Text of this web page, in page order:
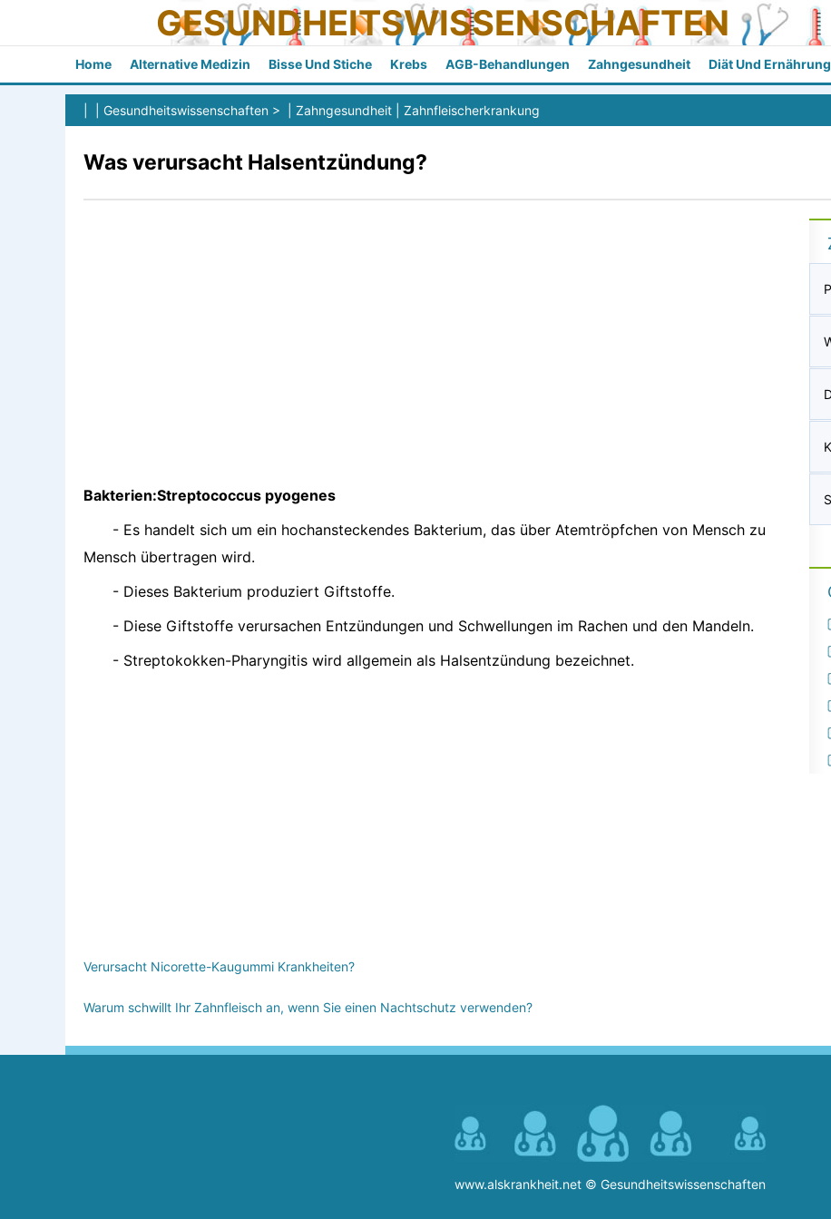
GESUNDHEITSWISSENSCHAFTEN
Home Alternative Medizin Bisse Und Stiche Krebs AGB-Behandlungen Zahngesundheit Diät Und Ernährung
Gesundheitswissenschaften > | Zahngesundheit Zahnfleischerkrankung
Was verursacht Halsentzündung?
Bakterien:Streptococcus pyogenes
- Es handelt sich um ein hochansteckendes Bakterium, das über Atemtröpfchen von Mensch zu
Mensch übertragen wird.
- Dieses Bakterium produziert Giftstoffe.
- Diese Giftstoffe verursachen Entzündungen und Schwellungen im Rachen und den Mandeln.
- Streptokokken-Pharyngitis wird allgemein als Halsentzündung bezeichnet.
Verursacht Nicorette-Kaugummi Krankheiten?
Warum schwillt Ihr Zahnfleisch an, wenn Sie einen Nachtschutz verwenden?
www.alskrankheit.net © Gesundheitswissenschaften